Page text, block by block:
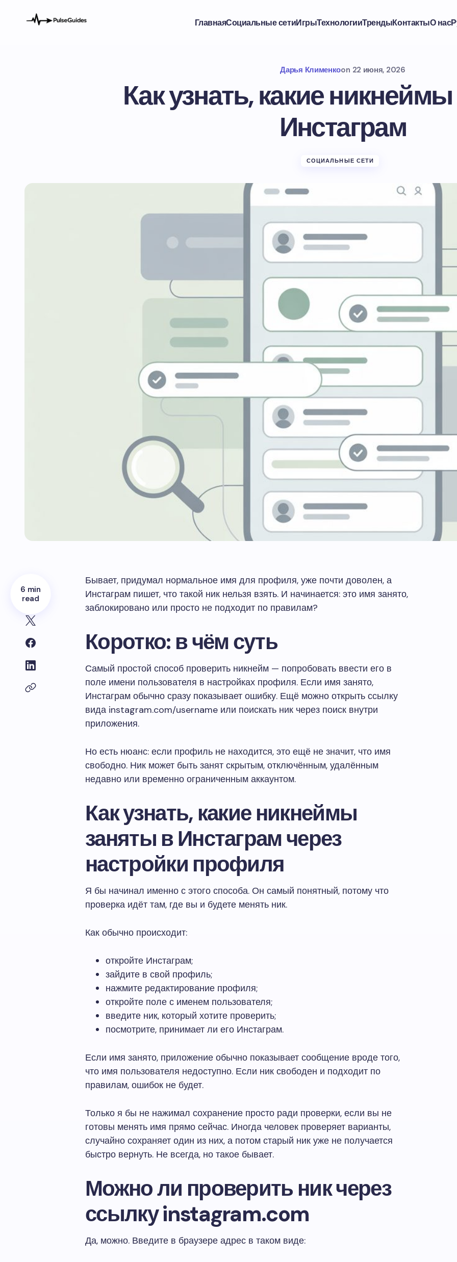
ГлавнаяСоциальные сетиИгрыТехнологииТрендыКонтактыО нас
Дарья Клименкоon 22 июня, 2026
Как узнать, какие
Инстаграм
СОЦИАЛЬНЫЕ СЕТИ
6 min
read
Бывает, придумал нормальное имя для профиля, уже почти доволен, а
Инстаграм пишет, что такой ник нельзя взять. И начинается: это имя занято,
заблокировано или просто не подходит по правилам?
Коротко: в чём суть
Самый простой способ проверить никнейм — попробовать ввести его в
поле имени пользователя в настройках профиля. Если имя занято,
Инстаграм обычно сразу показывает ошибку. Ещё можно открыть ссылку
вида instagram.com/username или поискать ник через поиск внутри
приложения.
Но есть нюанс: если профиль не находится, это ещё не значит, что имя
свободно. Ник может быть занят скрытым, отключённым, удалённым
недавно или временно ограниченным аккаунтом.
Как узнать, какие никнеймы
заняты в Инстаграм через
настройки профиля
Я бы начинал именно с этого способа. Он самый понятный, потому что
проверка идёт там, где вы и будете менять ник.
Как обычно происходит:
откройте Инстаграм;
зайдите в свой профиль;
нажмите редактирование профиля;
откройте поле с именем пользователя;
введите ник, который хотите проверить;
посмотрите, принимает ли его Инстаграм.
Если имя занято, приложение обычно показывает сообщение вроде того,
что имя пользователя недоступно. Если ник свободен и подходит по
правилам, ошибок не будет.
Только я бы не нажимал сохранение просто ради проверки, если вы не
готовы менять имя прямо сейчас. Иногда человек проверяет варианты,
случайно сохраняет один из них, а потом старый ник уже не получается
быстро вернуть. Не всегда, но такое бывает.
Можно ли проверить ник через
ссылку instagram.com
Да, можно. Введите в браузере адрес в таком виде: